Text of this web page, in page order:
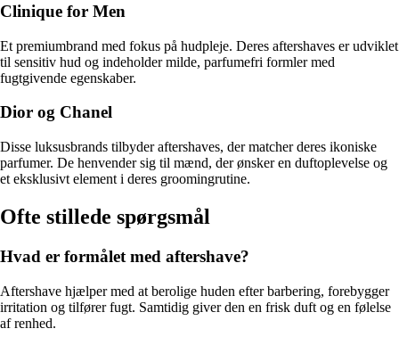
Clinique for Men
Et premiumbrand med fokus på hudpleje. Deres aftershaves er udviklet
til sensitiv hud og indeholder milde, parfumefri formler med
fugtgivende egenskaber.
Dior og Chanel
Disse luksusbrands tilbyder aftershaves, der matcher deres ikoniske
parfumer. De henvender sig til mænd, der ønsker en duftoplevelse og
et eksklusivt element i deres groomingrutine.
Ofte stillede spørgsmål
Hvad er formålet med aftershave?
Aftershave hjælper med at berolige huden efter barbering, forebygger
irritation og tilfører fugt. Samtidig giver den en frisk duft og en følelse
af renhed.